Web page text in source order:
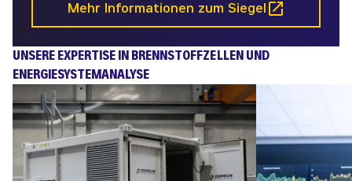
Mehr Informationen zum Siegel
UNSERE EXPERTISE IN BRENNSTOFFZELLEN UND
ENERGIESYSTEMANALYSE